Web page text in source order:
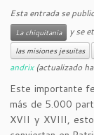
Esta entrada se
La chiquitania
y se
las misiones jesuitas
andrix(actualizado
Este importante
más de 5.000
XVII y XVIII,